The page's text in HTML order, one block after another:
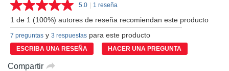
5.0 Lea
reseña.
Enlace
en
misma
| 1 reseña
1 de 1 (100%) autores de reseña recomiendan este producto
7 preguntas y 3 respuestas para este producto
ESCRIBA UNA RESEÑA HACER UNA PREGUNTA
Compartir